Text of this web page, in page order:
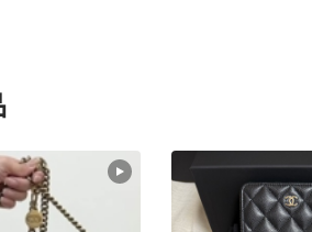
女士錢包 / 小皮件 推薦精品